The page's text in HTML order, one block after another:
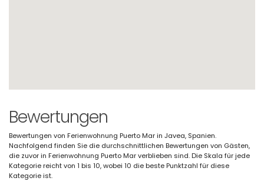
Bewertungen
Bewertungen von Ferienwohnung Puerto Mar in Javea, Spanien.
Nachfolgend finden Sie die durchschnittlichen Bewertungen von Gästen,
die zuvor in Ferienwohnung Puerto Mar verblieben sind. Die Skala für jede
Kategorie reicht von 1 bis 10, wobei 10 die beste Punktzahl für diese
Kategorie ist.